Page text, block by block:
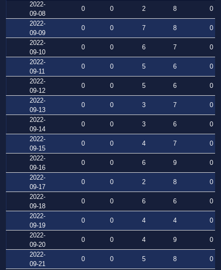
2022-
09-08
0 0 2 8
0
2022-
09-09
0 0 7 8
0
2022-
09-10
0 0 6 7
0
2022-
09-11
0 0 5 6
0
2022-
09-12
0 0 5 6
0
2022-
09-13
0 0 3 7
0
2022-
09-14
0 0 3 6
0
2022-
09-15
0 0 4 7
0
2022-
09-16
0 0 6 9
0
2022-
09-17
0 0 2 8
0
2022-
09-18
0 0 6 6
0
2022-
09-19
0 0 4 4
0
2022-
09-20
0 0 4 9
0
2022-
09-21
0 0 5 8
0